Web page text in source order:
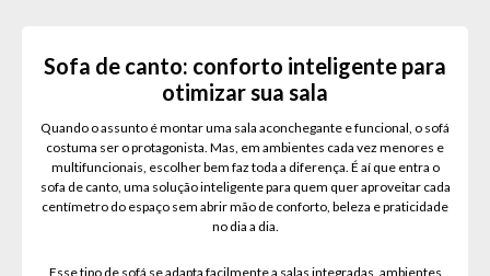
Sofa de canto: conforto inteligente para
otimizar sua sala
Quando o assunto é montar uma sala aconchegante e funcional, o sofá
costuma ser o protagonista. Mas, em ambientes cada vez menores e
multifuncionais, escolher bem faz toda a diferença. É aí que entra o
sofa de canto, uma solução inteligente para quem quer aproveitar cada
centímetro do espaço sem abrir mão de conforto, beleza e praticidade
no dia a dia.
Esse tipo de sofá se adapta facilmente a salas integradas, ambientes